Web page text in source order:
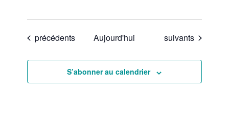
Évènements
précédents Aujourd'hui Évènements
suivants
S’abonner au calendrier